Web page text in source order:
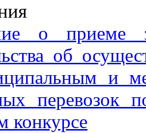
о приеме
об
и
перевозок
конкурсе